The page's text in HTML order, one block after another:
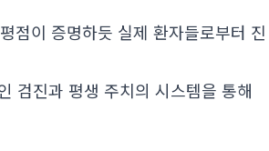
점이 증명하듯 실제 환자들로부터 진
검진과 평생 주치의 시스템을 통해